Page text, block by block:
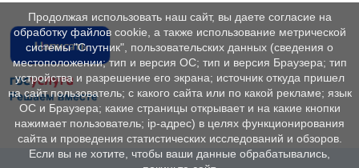
Продолжая использовать наш сайт, вы даете согласие на
обработку файлов cookie, а также использование метрической
системы "Спутник", пользовательских данных (сведения о
местоположении; тип и версия ОС; тип и версия Браузера; тип
устройства и разрешение его экрана; источник откуда пришел
на сайт пользователь; с какого сайта или по какой рекламе; язык
ОС и Браузера; какие страницы открывает и на какие кнопки
нажимает пользователь; ip-адрес) в целях функционирования
сайта и проведения статистических исследований и обзоров.
Если вы не хотите, чтобы ваши данные обрабатывались,